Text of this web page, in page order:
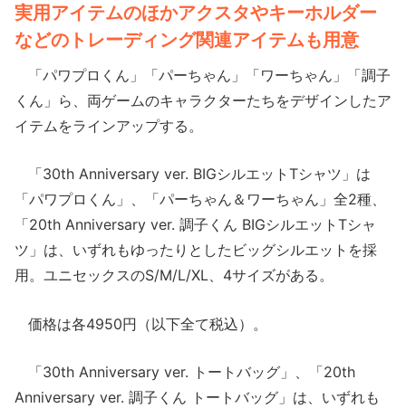
実用アイテムのほかアクスタやキーホルダー
などのトレーディング関連アイテムも用意
「パワプロくん」「パーちゃん」「ワーちゃん」「調子
くん」ら、両ゲームのキャラクターたちをデザインしたア
イテムをラインアップする。
「30th Anniversary ver. BIGシルエットTシャツ」は
「パワプロくん」、「パーちゃん＆ワーちゃん」全2種、
「20th Anniversary ver. 調子くん BIGシルエットTシャ
ツ」は、いずれもゆったりとしたビッグシルエットを採
用。ユニセックスのS/M/L/XL、4サイズがある。
価格は各4950円（以下全て税込）。
「30th Anniversary ver. トートバッグ」、「20th
Anniversary ver. 調子くん トートバッグ」は、いずれも